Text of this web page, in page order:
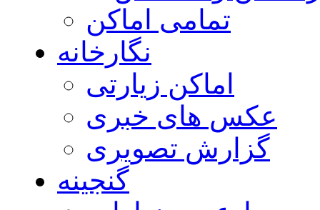
تمامی اماکن
نگارخانه
اماکن زیارتی
عکس های خبری
گزارش تصویری
گنجینه